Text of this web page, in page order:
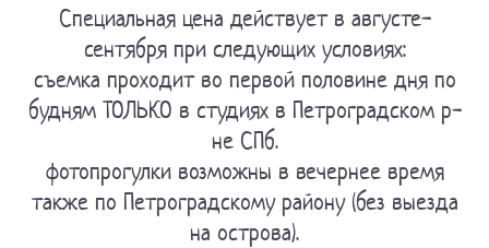
Специальная цена действует в августе-
сентября при следующих условиях:
съемка проходит во первой половине дня по
будням ТОЛЬКО в студиях в Петроградском р-
не СПб.
фотопрогулки возможны в вечернее время
также по Петроградскому району (без выезда
на острова).